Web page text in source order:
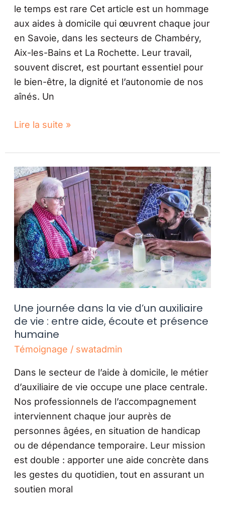
le temps est rare Cet article est un hommage
aux aides à domicile qui œuvrent chaque jour
en Savoie, dans les secteurs de Chambéry,
Aix-les-Bains et La Rochette. Leur travail,
souvent discret, est pourtant essentiel pour
le bien-être, la dignité et l’autonomie de nos
aînés. Un
Lire la suite »
Une journée dans la vie d’un auxiliaire
de vie : entre aide, écoute et présence
humaine
Témoignage / swatadmin
Dans le secteur de l’aide à domicile, le métier
d’auxiliaire de vie occupe une place centrale.
Nos professionnels de l’accompagnement
interviennent chaque jour auprès de
personnes âgées, en situation de handicap
ou de dépendance temporaire. Leur mission
est double : apporter une aide concrète dans
les gestes du quotidien, tout en assurant un
soutien moral
Une
journée
dans
la
vie
d’un
auxiliaire
de
vie
:
entre
aide,
écoute
présence
humaine